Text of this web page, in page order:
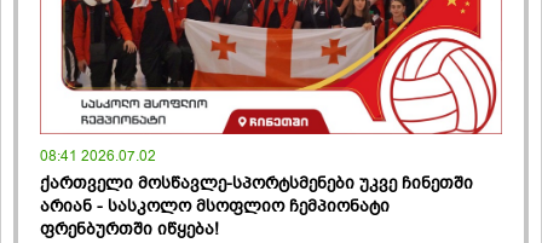
08:41 2026.07.02
ქართველი მოსწავლე-სპორტსმენები უკვე ჩინეთში
არიან - სასკოლო მსოფლიო ჩემპიონატი
ფრენბურთში იწყება!